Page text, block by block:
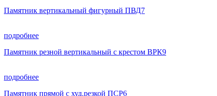
Памятник вертикальный фигурный ПВД7
подробнее
Памятник резной вертикальный с крестом ВРК9
подробнее
Памятник прямой с худ.резкой ПСР6